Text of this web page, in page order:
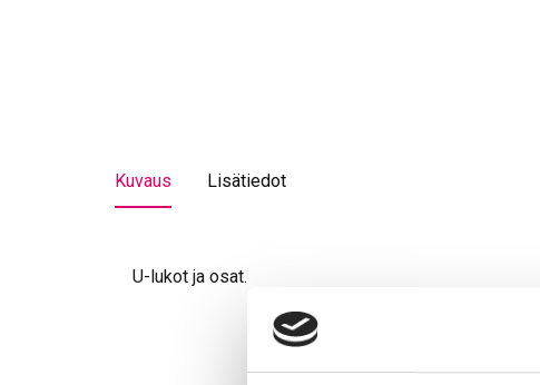
Kuvaus Lisätiedot
U-lukot ja osat.